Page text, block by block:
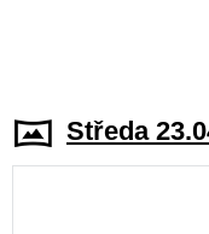
Středa